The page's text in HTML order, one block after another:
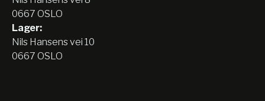
0667 OSLO
Lager:
Nils Hansens vei 10
0667 OSLO